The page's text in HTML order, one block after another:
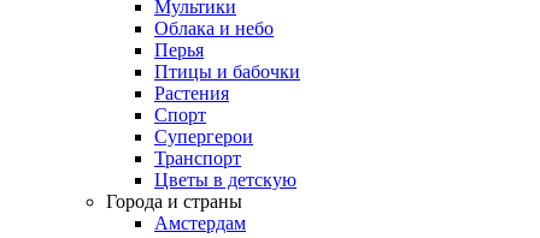
Мультики
Облака и небо
Перья
Птицы и бабочки
Растения
Спорт
Супергерои
Транспорт
Цветы в детскую
Города и страны
Амстердам